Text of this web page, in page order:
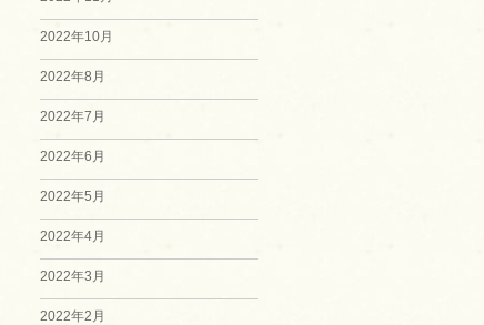
2022年10月
2022年8月
2022年7月
2022年6月
2022年5月
2022年4月
2022年3月
2022年2月